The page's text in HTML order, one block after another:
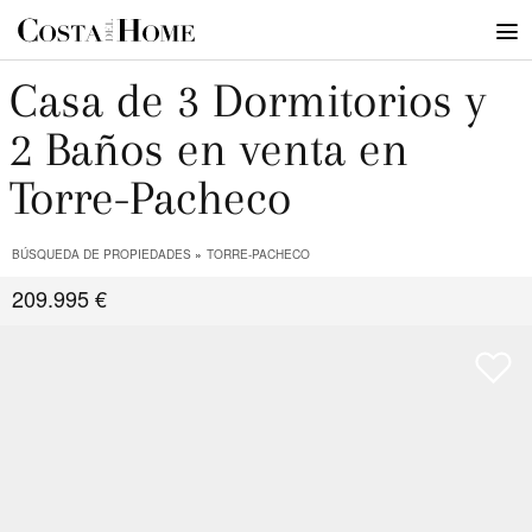
Casa de 3 Dormitorios y
2 Baños en venta en
Torre-Pacheco
BÚSQUEDA DE PROPIEDADES TORRE-PACHECO
209.995 €